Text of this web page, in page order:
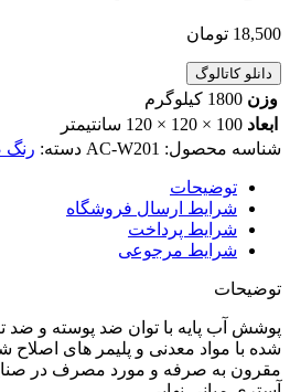
18,500 تومان
دانلو کاتالوگ
وزن 1800 کیلوگرم
ابعاد 100 × 120 × 120 سانتیمتر
شناسه محصول: AC-W201 دسته: رنگ
توضیحات
شرایط ارسال فروشگاه
شرایط پرداخت
شرایط مرجوعی
توضیحات
پوشش آب پایه با توان ضد پوسته و ضد
شده با مواد معدنی و پلیمر های
مقرون به صرفه و مورد مصرف در